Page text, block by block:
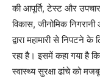
की आपूर्ति, टेस्ट और
विकास, जीनोमिक
द्वारा महामारी से निपटने
रहा है। इसमें कहा गया है
स्वास्थ्य सुरक्षा ढांचे को